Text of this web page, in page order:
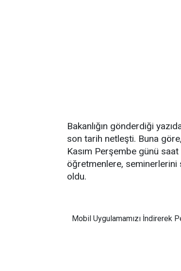
Bakanlığın gönderdiği
son tarih netleşti. Buna
Kasım Perşembe günü saat
öğretmenlere, seminerlerini
oldu.
Mobil Uygulamamızı İndirerek